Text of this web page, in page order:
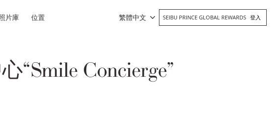
片庫 位置 繁體中文 SEIBU PRINCE GLOBAL REWARDS 登入
“Smile Concierge”